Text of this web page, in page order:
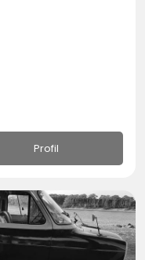
Profil